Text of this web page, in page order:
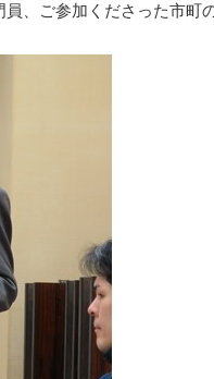
、ご参加くださった市町